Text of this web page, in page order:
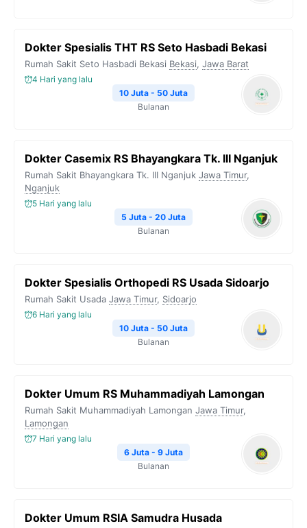
Dokter Spesialis THT RS Seto Hasbadi Bekasi
Rumah Sakit Seto Hasbadi Bekasi Bekasi, Jawa Barat
4 Hari yang lalu
10 Juta - 50 Juta
Bulanan
Dokter Casemix RS Bhayangkara Tk. III Nganjuk
Rumah Sakit Bhayangkara Tk. III Nganjuk Jawa Timur,
Nganjuk
5 Hari yang lalu
5 Juta - 20 Juta
Bulanan
Dokter Spesialis Orthopedi RS Usada Sidoarjo
Rumah Sakit Usada Jawa Timur, Sidoarjo
6 Hari yang lalu
10 Juta - 50 Juta
Bulanan
Dokter Umum RS Muhammadiyah Lamongan
Rumah Sakit Muhammadiyah Lamongan Jawa Timur,
Lamongan
7 Hari yang lalu
6 Juta - 9 Juta
Bulanan
Dokter Umum RSIA Samudra Husada